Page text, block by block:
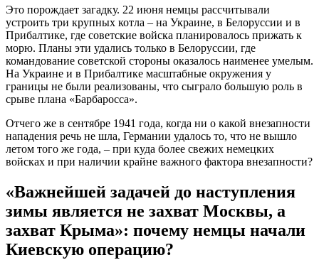
Это порождает загадку. 22 июня немцы рассчитывали
устроить три крупных котла – на Украине, в Белоруссии и в
Прибалтике, где советские войска планировалось прижать к
морю. Планы эти удались только в Белоруссии, где
командование советской стороны оказалось наименее умелым.
На Украине и в Прибалтике масштабные окружения у
границы не были реализованы, что сыграло большую роль в
срыве плана «Барбаросса».
Отчего же в сентябре 1941 года, когда ни о какой внезапности
нападения речь не шла, Германии удалось то, что не вышло
летом того же года, – при куда более свежих немецких
войсках и при наличии крайне важного фактора внезапности?
«Важнейшей задачей до наступления
зимы является не захват Москвы, а
захват Крыма»: почему немцы начали
Киевскую операцию?